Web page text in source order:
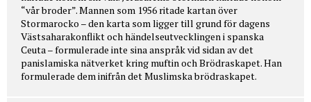
“vår broder”. Mannen som 1956 ritade kartan över
Stormarocko – den karta som ligger till grund för dagens
Västsaharakonflikt och händelseutvecklingen i spanska
Ceuta – formulerade inte sina anspråk vid sidan av det
panislamiska nätverket kring muftin och Brödraskapet. Han
formulerade dem inifrån det Muslimska brödraskapet.